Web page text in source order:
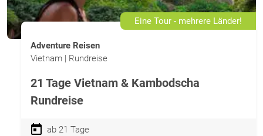
Eine Tour - mehrere Länder!
Adventure Reisen
Vietnam | Rundreise
21 Tage Vietnam & Kambodscha
Rundreise
ab 21 Tage